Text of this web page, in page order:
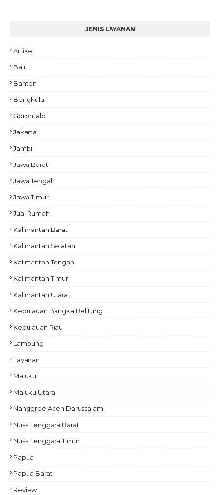
JENIS LAYANAN
Artikel
Bali
Banten
Bengkulu
Gorontalo
Jakarta
Jambi
Jawa Barat
Jawa Tengah
Jawa Timur
Jual Rumah
Kalimantan Barat
Kalimantan Selatan
Kalimantan Tengah
Kalimantan Timur
Kalimantan Utara
Kepulauan Bangka Belitung
Kepulauan Riau
Lampung
Layanan
Maluku
Maluku Utara
Nanggroe Aceh Darussalam
Nusa Tenggara Barat
Nusa Tenggara Timur
Papua
Papua Barat
Review